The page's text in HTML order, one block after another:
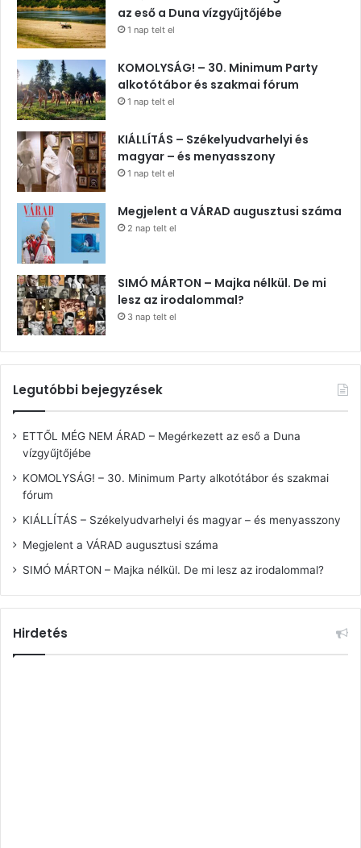
az eső a Duna vízgyűjtőjébe
1 nap telt el
KOMOLYSÁG! – 30. Minimum Party
alkotótábor és szakmai fórum
1 nap telt el
KIÁLLÍTÁS – Székelyudvarhelyi és
magyar – és menyasszony
1 nap telt el
Megjelent a VÁRAD augusztusi száma
2 nap telt el
SIMÓ MÁRTON – Majka nélkül. De mi
lesz az irodalommal?
3 nap telt el
Legutóbbi bejegyzések
ETTŐL MÉG NEM ÁRAD – Megérkezett az eső a Duna
vízgyűjtőjébe
KOMOLYSÁG! – 30. Minimum Party alkotótábor és szakmai
fórum
KIÁLLÍTÁS – Székelyudvarhelyi és magyar – és menyasszony
Megjelent a VÁRAD augusztusi száma
SIMÓ MÁRTON – Majka nélkül. De mi lesz az irodalommal?
Hirdetés